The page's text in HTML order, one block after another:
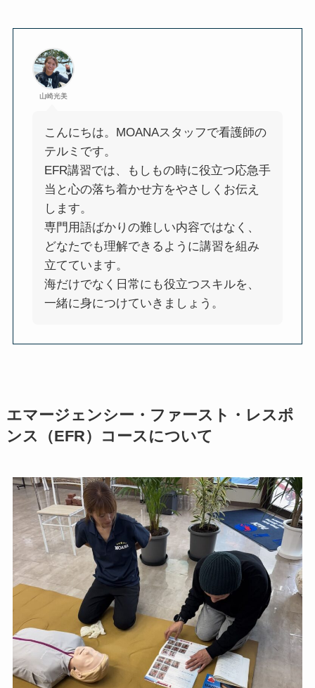
山崎光美
こんにちは。MOANAスタッフで看護師の
テルミです。
EFR講習では、もしもの時に役立つ応急手
当と心の落ち着かせ方をやさしくお伝え
します。
専門用語ばかりの難しい内容ではなく、
どなたでも理解できるように講習を組み
立てています。
海だけでなく日常にも役立つスキルを、
一緒に身につけていきましょう。
エマージェンシー・ファースト・レスポ
ンス（EFR）コースについて